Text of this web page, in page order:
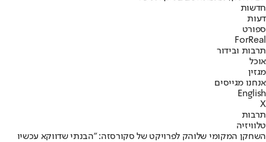
חדשות
דעות
ספורט
ForReal
תרבות ובידור
אוכל
מגזין
אנחנו מגייסים
English
X
תרבות
טלוויזיה
השחקן המקומי שלוהק לפרויקט של סקורסזה: "הבנתי שדווקא עכשיו